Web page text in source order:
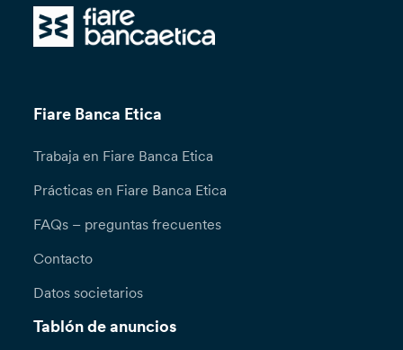
Fiare Banca Etica
Trabaja en Fiare Banca Etica
Prácticas en Fiare Banca Etica
FAQs – preguntas frecuentes
Contacto
Datos societarios
Tablón de anuncios